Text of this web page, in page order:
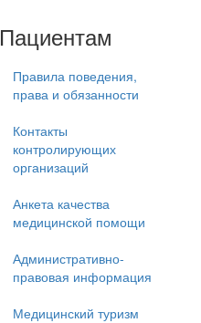
Пациентам
Правила поведения,
права и обязанности
Контакты
контролирующих
организаций
Анкета качества
медицинской помощи
Административно-
правовая информация
Медицинский туризм